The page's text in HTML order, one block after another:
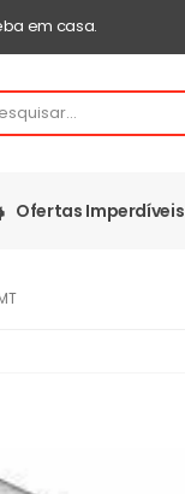
em casa.
Ofertas Imperdíveis